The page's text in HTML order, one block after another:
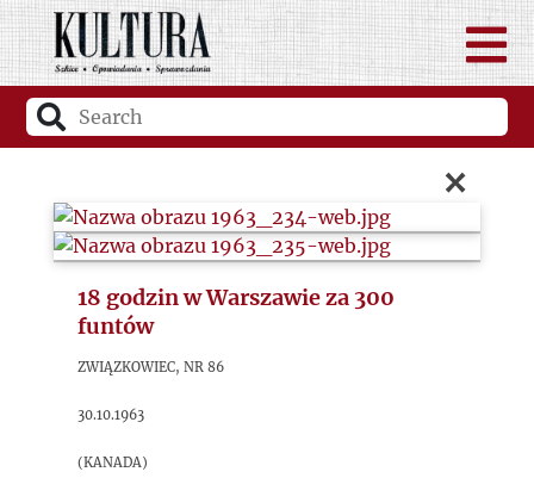
×
18 godzin w Warszawie za 300
funtów
Związkowiec, nr 86
30.10.1963
(Kanada)